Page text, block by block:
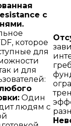
с
которое
для
и для
Один
людям с